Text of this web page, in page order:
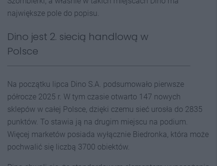
największe pole do popisu.
Dino jest 2. siecią handlową w
Polsce
Na początku lipca Dino S.A. podsumowało pierwsze
półrocze 2025 r. W tym czasie otwarto 147 nowych
sklepów w całej Polsce, dzięki czemu sieć urosła do 2835
punktów. To stawia ją na drugim miejscu na podium.
Więcej marketów posiada wyłącznie Biedronka, która może
pochwalić się liczbą 3700 obiektów.